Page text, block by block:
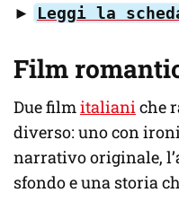
►
Leggi la
Film
Due filmitalianiche
diverso: uno con
narrativo originale,
sfondo e una storia